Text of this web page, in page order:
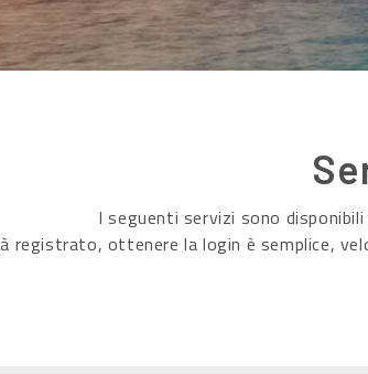
I seguenti servizi sono disponibili
registrato, ottenere la login è semplice,